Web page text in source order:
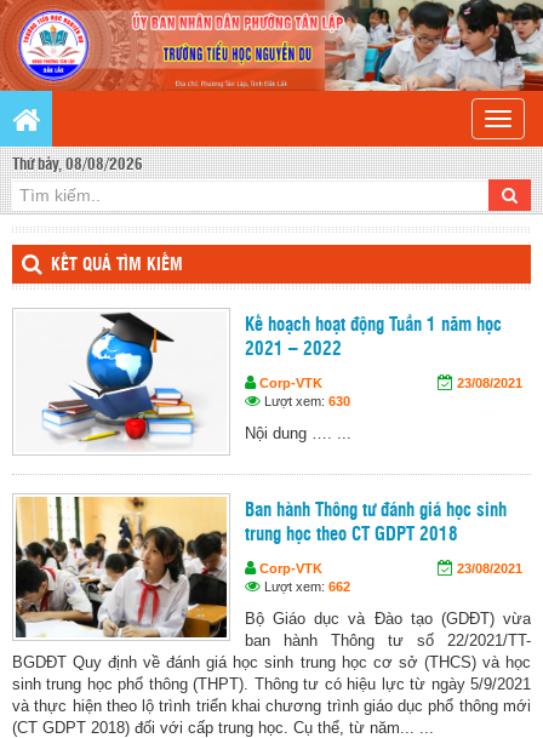
Toggle
Thứ bảy, 08/08/2026
KẾT QUẢ TÌM KIẾM
Kế hoạch hoạt động Tuần 1 năm học
2021 – 2022
Corp-VTK
23/08/2021
Lượt xem: 630
Nội dung …. ...
Ban hành Thông tư đánh giá học sinh
trung học theo CT GDPT 2018
Corp-VTK
23/08/2021
Lượt xem: 662
Bộ Giáo dục và Đào tạo (GDĐT) vừa
ban hành Thông tư số 22/2021/TT-
BGDĐT Quy định về đánh giá học sinh trung học cơ sở (THCS) và học
sinh trung học phổ thông (THPT). Thông tư có hiệu lực từ ngày 5/9/2021
và thực hiện theo lộ trình triển khai chương trình giáo dục phổ thông mới
(CT GDPT 2018) đối với cấp trung học. Cụ thể, từ năm... ...